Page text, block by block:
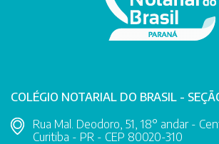
COLÉGIO NOTARIAL DO BRASIL -
Rua Mal. Deodoro, 51, 18° andar -
Curitiba - PR - CEP 80020-310